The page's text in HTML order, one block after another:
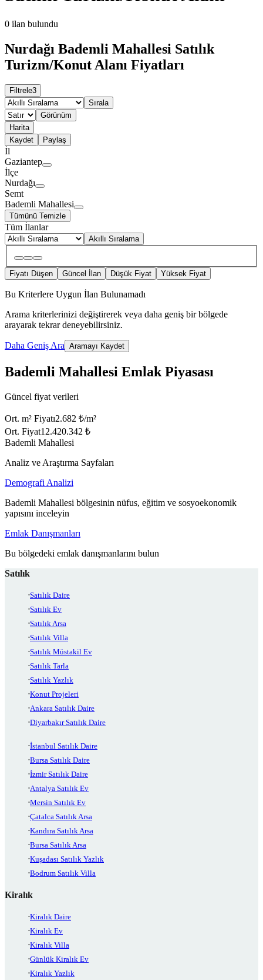
0 ilan bulundu
Nurdağı Bademli Mahallesi Satılık
Turizm/Konut Alanı Fiyatları
Filtrele3
Sırala
Görünüm
Harita
Kaydet
Paylaş
İl
Gaziantep
İlçe
Nurdağı
Semt
Bademli Mahallesi
Tümünü Temizle
Tüm İlanlar
Akıllı Sıralama
Fiyatı Düşen Güncel İlan Düşük Fiyat Yüksek Fiyat
Bu Kriterlere Uygun İlan Bulunamadı
Arama kriterlerinizi değiştirerek veya daha geniş bir bölgede
arayarak tekrar deneyebilirsiniz.
Daha Geniş Ara Aramayı Kaydet
Bademli Mahallesi Emlak Piyasası
Güncel fiyat verileri
Ort. m² Fiyatı2.682 ₺/m²
Ort. Fiyat12.420.342 ₺
Bademli Mahallesi
Analiz ve Araştırma Sayfaları
Demografi Analizi
Bademli Mahallesi bölgesinin nüfus, eğitim ve sosyoekonomik
yapısını inceleyin
Emlak Danışmanları
Bu bölgedeki emlak danışmanlarını bulun
Satılık
Satılık Daire
Satılık Ev
Satılık Arsa
Satılık Villa
Satılık Müstakil Ev
Satılık Tarla
Satılık Yazlık
Konut Projeleri
Ankara Satılık Daire
Diyarbakır Satılık Daire
İstanbul Satılık Daire
Bursa Satılık Daire
İzmir Satılık Daire
Antalya Satılık Ev
Mersin Satılık Ev
Çatalca Satılık Arsa
Kandıra Satılık Arsa
Bursa Satılık Arsa
Kuşadası Satılık Yazlık
Bodrum Satılık Villa
Kiralık
Kiralık Daire
Kiralık Ev
Kiralık Villa
Günlük Kiralık Ev
Kiralık Yazlık